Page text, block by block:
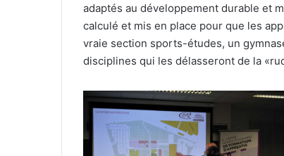
adaptés au développement durable et
calculé et mis en place pour que les
vraie section sports-études, un
disciplines qui les délasseront de la